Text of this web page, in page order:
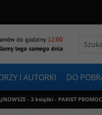
I AUTORKI DO
- 3 książki - PAKIET